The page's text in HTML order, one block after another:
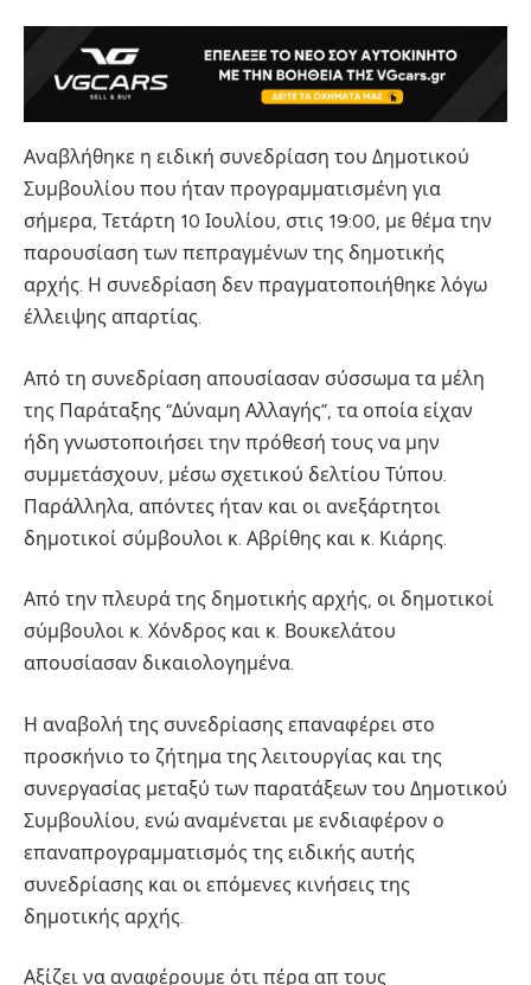
Αναβλήθηκε η ειδική συνεδρίαση του Δημοτικού
Συμβουλίου που ήταν προγραμματισμένη για
σήμερα, Τετάρτη 10 Ιουλίου, στις 19:00, με θέμα την
παρουσίαση των πεπραγμένων της δημοτικής
αρχής. Η συνεδρίαση δεν πραγματοποιήθηκε λόγω
έλλειψης απαρτίας.
Από τη συνεδρίαση απουσίασαν σύσσωμα τα μέλη
της Παράταξης “Δύναμη Αλλαγής”, τα οποία είχαν
ήδη γνωστοποιήσει την πρόθεσή τους να μην
συμμετάσχουν, μέσω σχετικού δελτίου Τύπου.
Παράλληλα, απόντες ήταν και οι ανεξάρτητοι
δημοτικοί σύμβουλοι κ. Αβρίθης και κ. Κιάρης.
Από την πλευρά της δημοτικής αρχής, οι δημοτικοί
σύμβουλοι κ. Χόνδρος και κ. Βουκελάτου
απουσίασαν δικαιολογημένα.
Η αναβολή της συνεδρίασης επαναφέρει στο
προσκήνιο το ζήτημα της λειτουργίας και της
συνεργασίας μεταξύ των παρατάξεων του Δημοτικού
Συμβουλίου, ενώ αναμένεται με ενδιαφέρον ο
επαναπρογραμματισμός της ειδικής αυτής
συνεδρίασης και οι επόμενες κινήσεις της
δημοτικής αρχής.
Αξίζει να αναφέρουμε ότι πέρα απ τους